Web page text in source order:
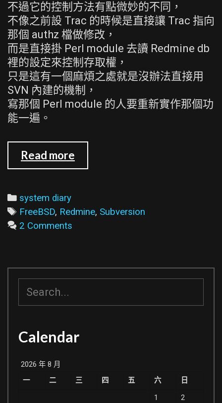
不過它的控制方法有點微妙的不同，
不像之前設 Trac 的時候是直接讓 Trac 指向
那個 authz 檔做修改，
而是直接掛 Perl module 去讀 Redmine db
裡的設定來控制存取權，
只是這有一個麻煩之處就是沒辦法直接用
SVN 內建的機制，
寫那個 Perl module 的人要重新實作那個功
能一遍。
Read more
的
plugin
Categories
system diary
Tags
FreeBSD, Redmine, Subversion
2 Comments
Calendar
2026 年 8 月
一
二 三 四 五 六 日
1 2